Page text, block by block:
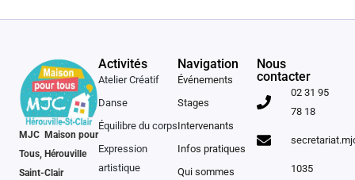
MJC Maison pour
Tous, Hérouville
Saint-Clair
Activités
Atelier Créatif
Danse
Équilibre du corps
Expression
artistique
Navigation
Événements
Stages
Intervenants
Infos pratiques
Qui sommes
Nous
contacter
02 31 95
78 18
1035